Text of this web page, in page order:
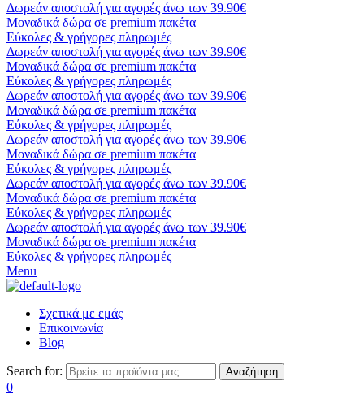
Δωρεάν αποστολή για αγορές άνω των 39.90€
Μοναδικά δώρα σε premium πακέτα
Εύκολες & γρήγορες πληρωμές
Δωρεάν αποστολή για αγορές άνω των 39.90€
Μοναδικά δώρα σε premium πακέτα
Εύκολες & γρήγορες πληρωμές
Δωρεάν αποστολή για αγορές άνω των 39.90€
Μοναδικά δώρα σε premium πακέτα
Εύκολες & γρήγορες πληρωμές
Δωρεάν αποστολή για αγορές άνω των 39.90€
Μοναδικά δώρα σε premium πακέτα
Εύκολες & γρήγορες πληρωμές
Δωρεάν αποστολή για αγορές άνω των 39.90€
Μοναδικά δώρα σε premium πακέτα
Εύκολες & γρήγορες πληρωμές
Δωρεάν αποστολή για αγορές άνω των 39.90€
Μοναδικά δώρα σε premium πακέτα
Εύκολες & γρήγορες πληρωμές
Menu
Σχετικά με εμάς
Επικοινωνία
Blog
Search for: Αναζήτηση
0